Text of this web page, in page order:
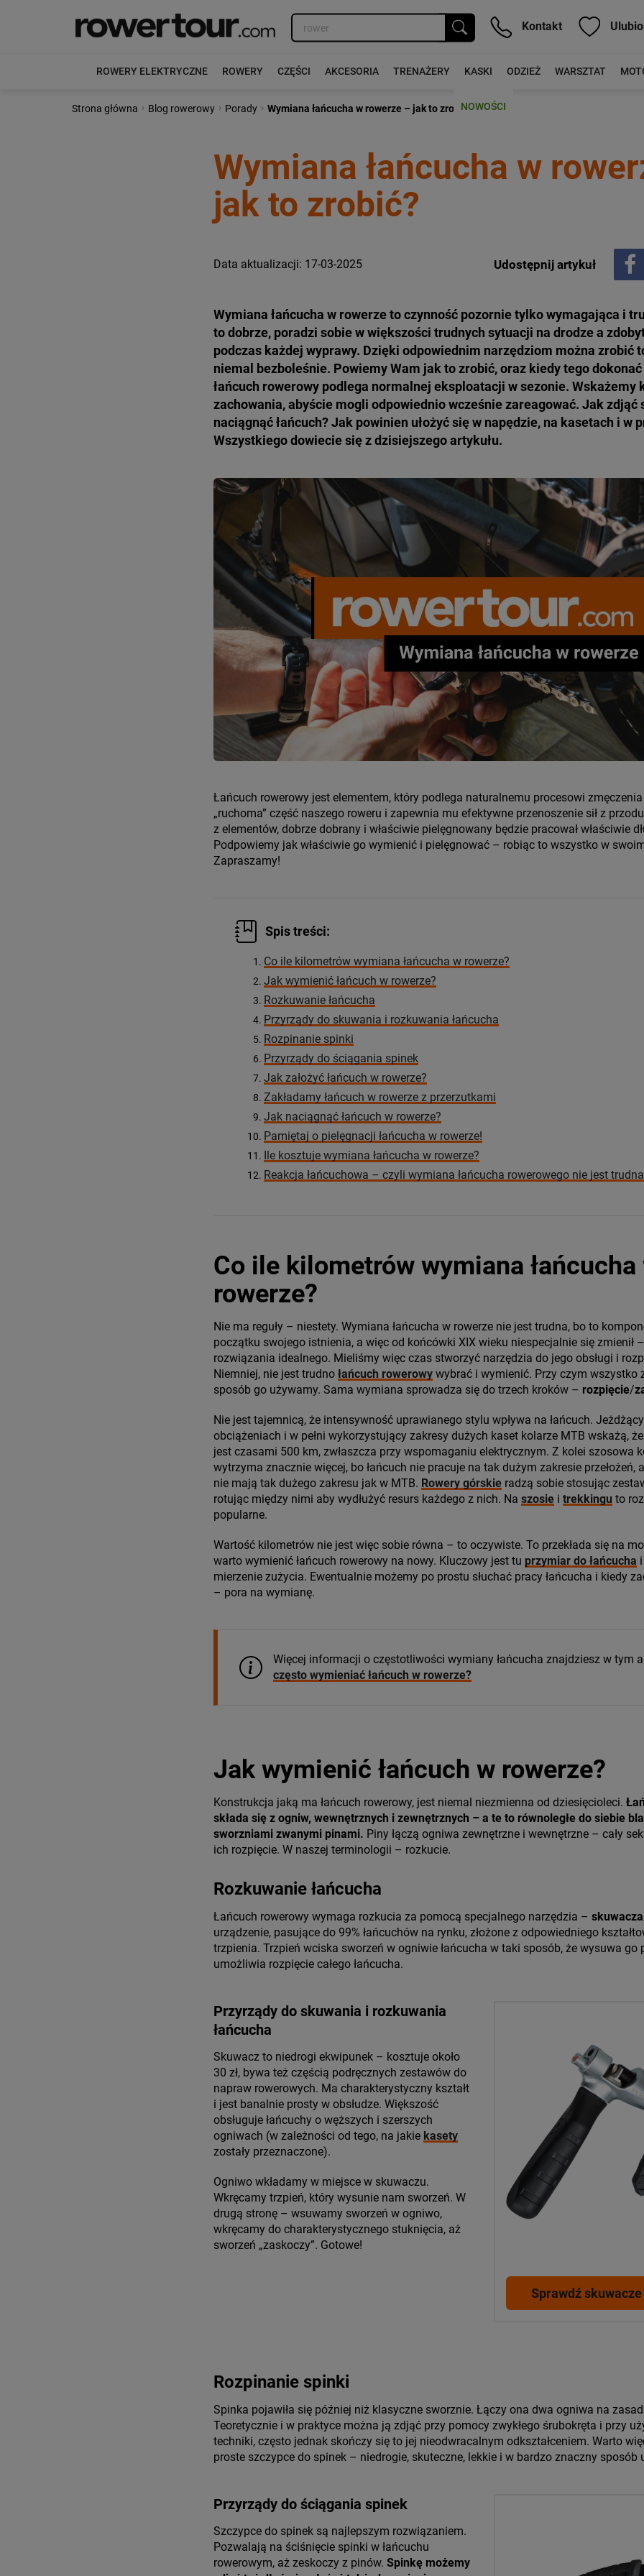
Kontakt
ROWERY ELEKTRYCZNE ROWERY CZĘŚCI AKCESORIA TRENAŻERY KASKI ODZIEŻ WARSZTAT
NOWOŚCI
Strona główna › Blog rowerowy › Porady › Wymiana łańcucha w rowerze – jak to zrobić?
Wymiana łańcucha w
jak to zrobić?
Data aktualizacji: 17-03-2025 Udostępnij artykuł
Wymiana łańcucha w rowerze to czynność pozornie tylko wymagająca i
to dobrze, poradzi sobie w większości trudnych sytuacji na drodze a
podczas każdej wyprawy. Dzięki odpowiednim narzędziom można zrobić
niemal bezboleśnie. Powiemy Wam jak to zrobić, oraz kiedy tego
łańcuch rowerowy podlega normalnej eksploatacji w sezonie. Wskażemy
zachowania, abyście mogli odpowiednio wcześnie zareagować. Jak zdjąć
naciągnąć łańcuch? Jak powinien ułożyć się w napędzie, na kasetach i w
Wszystkiego dowiecie się z dzisiejszego artykułu.
Łańcuch rowerowy jest elementem, który podlega naturalnemu procesowi
„ruchoma” część naszego roweru i zapewnia mu efektywne przenoszenie sił z
z elementów, dobrze dobrany i właściwie pielęgnowany będzie pracował właściwie
Podpowiemy jak właściwie go wymienić i pielęgnować – robiąc to wszystko w
Zapraszamy!
Spis treści:
Co ile kilometrów wymiana łańcucha w rowerze?
Jak wymienić łańcuch w rowerze?
Rozkuwanie łańcucha
Przyrządy do skuwania i rozkuwania łańcucha
Rozpinanie spinki
Przyrządy do ściągania spinek
Jak założyć łańcuch w rowerze?
Zakładamy łańcuch w rowerze z przerzutkami
Jak naciągnąć łańcuch w rowerze?
Pamiętaj o pielęgnacji łańcucha w rowerze!
Ile kosztuje wymiana łańcucha w rowerze?
Reakcja łańcuchowa – czyli wymiana łańcucha rowerowego nie jest
Co ile kilometrów wymiana łańcucha
rowerze?
Nie ma reguły – niestety. Wymiana łańcucha w rowerze nie jest trudna, bo to
początku swojego istnienia, a więc od końcówki XIX wieku niespecjalnie się zmienił
rozwiązania idealnego. Mieliśmy więc czas stworzyć narzędzia do jego obsługi i
Niemniej, nie jest trudno łańcuch rowerowy wybrać i wymienić. Przy czym wszystko
sposób go używamy. Sama wymiana sprowadza się do trzech kroków – rozpięcie/
Nie jest tajemnicą, że intensywność uprawianego stylu wpływa na łańcuch.
obciążeniach i w pełni wykorzystujący zakresy dużych kaset kolarze MTB wskażą,
jest czasami 500 km, zwłaszcza przy wspomaganiu elektrycznym. Z kolei szosowa
wytrzyma znacznie więcej, bo łańcuch nie pracuje na tak dużym zakresie przełożeń,
nie mają tak dużego zakresu jak w MTB. Rowery górskie radzą sobie stosując
rotując między nimi aby wydłużyć resurs każdego z nich. Na szosie i trekkingu to
popularne.
Wartość kilometrów nie jest więc sobie równa – to oczywiste. To przekłada się na
warto wymienić łańcuch rowerowy na nowy. Kluczowy jest tu przymiar do łańcucha
mierzenie zużycia. Ewentualnie możemy po prostu słuchać pracy łańcucha i kiedy
– pora na wymianę.
Więcej informacji o częstotliwości wymiany łańcucha znajdziesz w tym
często wymieniać łańcuch w rowerze?
Jak wymienić łańcuch w rowerze?
Konstrukcja jaką ma łańcuch rowerowy, jest niemal niezmienna od dziesięcioleci.
składa się z ogniw, wewnętrznych i zewnętrznych – a te to równoległe do siebie
sworzniami zwanymi pinami. Piny łączą ogniwa zewnętrzne i wewnętrzne – cały
ich rozpięcie. W naszej terminologii – rozkucie.
Rozkuwanie łańcucha
Łańcuch rowerowy wymaga rozkucia za pomocą specjalnego narzędzia – skuwacza
urządzenie, pasujące do 99% łańcuchów na rynku, złożone z odpowiedniego
trzpienia. Trzpień wciska sworzeń w ogniwie łańcucha w taki sposób, że wysuwa go
umożliwia rozpięcie całego łańcucha.
Przyrządy do skuwania i rozkuwania
łańcucha
Skuwacz to niedrogi ekwipunek – kosztuje około
30 zł, bywa też częścią podręcznych zestawów do
napraw rowerowych. Ma charakterystyczny kształt
i jest banalnie prosty w obsłudze. Większość
obsługuje łańcuchy o węższych i szerszych
ogniwach (w zależności od tego, na jakie kasety
zostały przeznaczone).
Ogniwo wkładamy w miejsce w skuwaczu.
Wkręcamy trzpień, który wysunie nam sworzeń. W
drugą stronę – wsuwamy sworzeń w ogniwo,
wkręcamy do charakterystycznego stuknięcia, aż
sworzeń „zaskoczy”. Gotowe!
Sprawdź skuwacze
Rozpinanie spinki
Spinka pojawiła się później niż klasyczne sworznie. Łączy ona dwa ogniwa na
Teoretycznie i w praktyce można ją zdjąć przy pomocy zwykłego śrubokręta i przy
techniki, często jednak skończy się to jej nieodwracalnym odkształceniem. Warto
proste szczypce do spinek – niedrogie, skuteczne, lekkie i w bardzo znaczny sposób
Przyrządy do ściągania spinek
Szczypce do spinek są najlepszym rozwiązaniem.
Pozwalają na ściśnięcie spinki w łańcuchu
rowerowym, aż zeskoczy z pinów. Spinkę możemy